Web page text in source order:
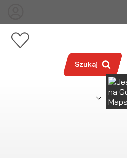
Szukaj